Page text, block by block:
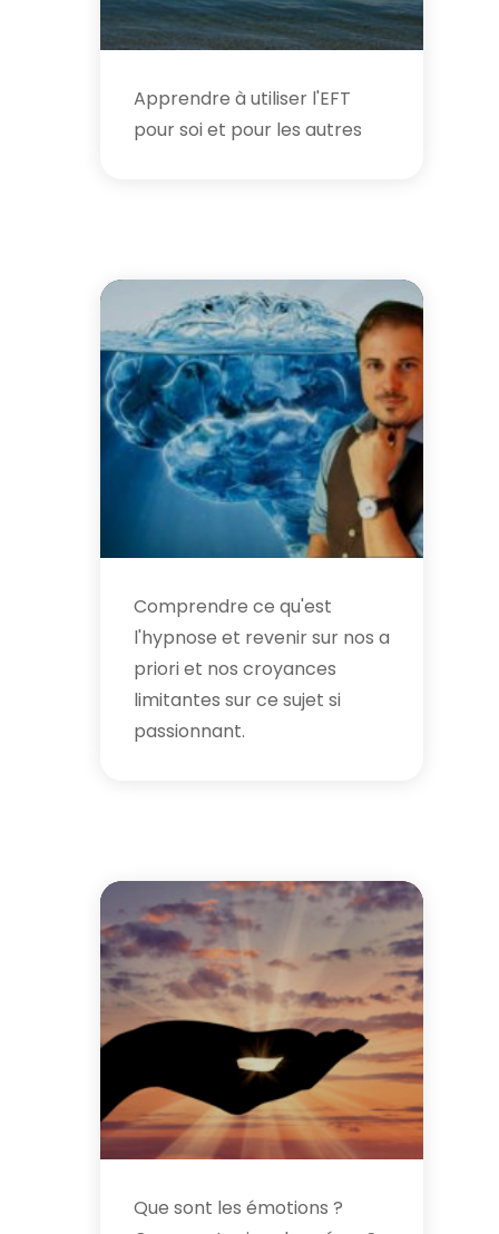
Apprendre à utiliser l'EFT
pour soi et pour les autres
Comprendre ce qu'est
l'hypnose et revenir sur nos a
priori et nos croyances
limitantes sur ce sujet si
passionnant.
Que sont les émotions ?